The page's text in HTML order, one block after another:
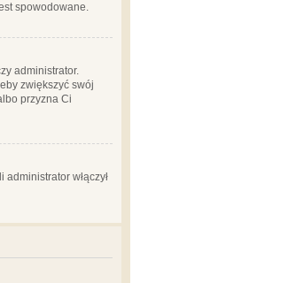
spowodowane.
administrator.
zwiększyć swój
przyzna Ci
włączył